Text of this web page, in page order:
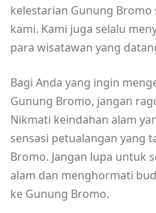
kelestarian Gunung
kami. Kami juga selalu
para wisatawan yang
Bagi Anda yang ingin
Gunung Bromo, jangan
Nikmati keindahan alam
sensasi petualangan yang
Bromo. Jangan lupa untuk
alam dan menghormati
ke Gunung Bromo.